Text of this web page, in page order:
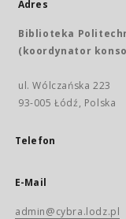
Adres
Biblioteka
(koordynator
ul. Wólczańska 223
93-005 Łódź, Polska
Telefon
E-Mail
admin@cybra.lodz.pl